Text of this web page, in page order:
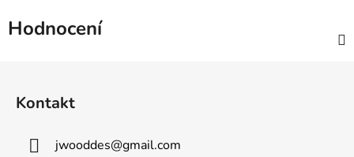
Hodnocení
Kontakt
jwooddes@gmail.com